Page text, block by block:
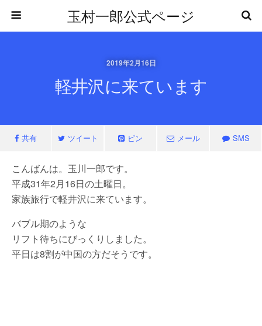
玉村一郎公式ページ
2019年2月16日
軽井沢に来ています
共有 ツイート ピン メール SMS
こんばんは。玉川一郎です。
平成31年2月16日の土曜日。
家族旅行で軽井沢に来ています。
バブル期のような
リフト待ちにびっくりしました。
平日は8割が中国の方だそうです。